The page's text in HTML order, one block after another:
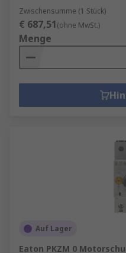
Zustand des
überwachen.
Bremsmodule
Reibungsbremse
drehender Motoren
Zwischensumme (1 Stück)
€ 687,51(ohne MwSt.)
Menge
Auf Lager
Eaton PKZM 0